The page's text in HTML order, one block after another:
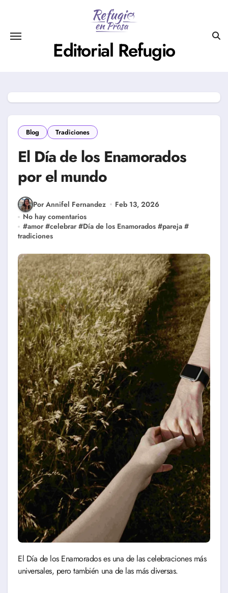
Editorial Refugio
Blog Tradiciones
El Día de los Enamorados
por el mundo
Por Annifel Fernandez
Feb 13, 2026
No hay comentarios
#amor #celebrar #Día de los Enamorados #pareja #
tradiciones
El Día de los Enamorados es una de las celebraciones más
universales, pero también una de las más diversas.